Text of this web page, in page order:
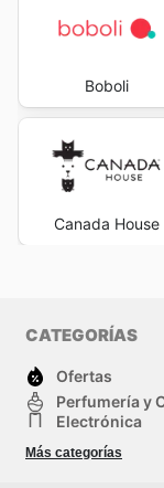
Boboli
Canada House
CATEGORÍAS
Ofertas
Perfumería y
Electrónica
Deporte
Juguetes y
Más categorías